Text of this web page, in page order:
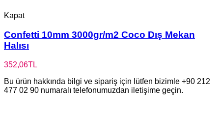
Kapat
Confetti 10mm 3000gr/m2 Coco Dış Mekan
Halısı
352,06TL
Bu ürün hakkında bilgi ve sipariş için lütfen bizimle +90 212
477 02 90 numaralı telefonumuzdan iletişime geçin.